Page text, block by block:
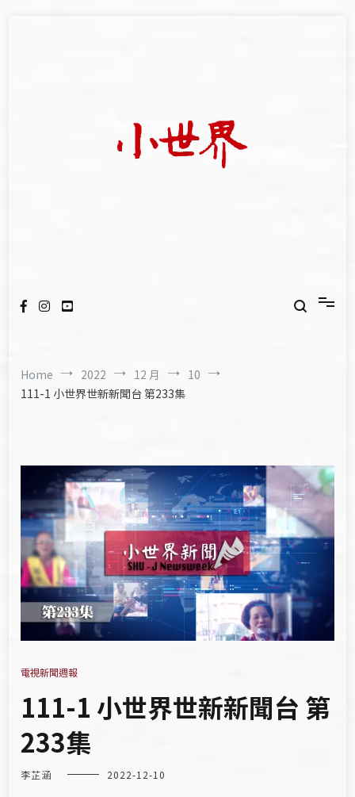
Home 2022 12 月
10
111-1 小世界世新新聞台 第233集
電視新聞週報
111-1 小世界世新新聞台 第
233集
李芷涵 2022-12-10